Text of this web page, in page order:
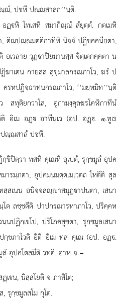
ณฺณํ, ปชหึ ปณฺณสาลก’’นฺติ.
ฏฺหิ โทเสหิ สมากิณฺณํ สํยุตฺตํ. กตเมหิ
, ติณปณฺณมตฺติกาทีหิ นิจฺจํ ปฏิชคฺคนียตา,
เวลาย วุฏฺาปิยมานสฺส จิตฺเตกคฺคตา น
าเตน กายสฺส สุขุมาลกรณภาโว, ฆรํ ป
หปฏิจฺฉาทนกรณภาโว, ‘‘มยฺหมิท’’นฺติ
สทุติยกวาโส, อูกามงฺคุลฆรโคฬิกาทีนํ
อิเม อฏฺ อาทีนเว (อป. อฏฺ. ๑.ทูเร
ปณฺณสาลํ ปชหึ.
ขิปิตฺวา ทสหิ คุเณหิ อุเปตํ, รุกฺขมูลํ อุปค
รมฺภตา, อุปคมนมตฺตเมเวตฺถ โหตีติ สุล
สเนน อนิจฺจสฺาสมุฏฺาปนตา, เสนา
ต ลชฺชตีติ ปาปกรณารหาภาโว, ปริคฺคห
ปฏิกฺเขโป, ปริโภคสุขตา, รุกฺขมูลเสนา
กฺขภาโวติ อิติ อิเม ทส คุเณ (อป. อฏฺ.
ลํ อุปคโตสฺมีติ วทติ. อาห จ –
ฏฺเน, นิสฺสโยติ จ ภาสิโต;
รุกฺขมูลสโม กุโต.